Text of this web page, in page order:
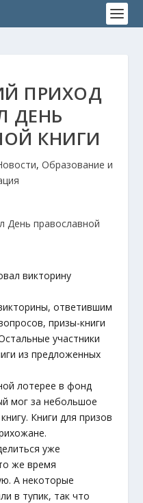
ПРИХОД
ДЕНЬ
КНИГИ
, Образование и
викторину
ответившим
призы-книги
участники
из предложенных
лотерее в фонд
мог за небольшое
Книги для призов
уже
же время
А некоторые
в тупик, так что